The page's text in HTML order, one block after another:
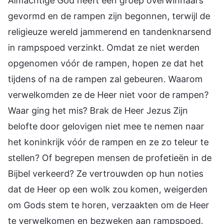
gevormd en de rampen zijn begonnen, terwijl de
religieuze wereld jammerend en tandenknarsend
in rampspoed verzinkt. Omdat ze niet werden
opgenomen vóór de rampen, hopen ze dat het
tijdens of na de rampen zal gebeuren. Waarom
verwelkomden ze de Heer niet voor de rampen?
Waar ging het mis? Brak de Heer Jezus Zijn
belofte door gelovigen niet mee te nemen naar
het koninkrijk vóór de rampen en ze zo teleur te
stellen? Of begrepen mensen de profetieën in de
Bijbel verkeerd? Ze vertrouwden op hun noties
dat de Heer op een wolk zou komen, weigerden
om Gods stem te horen, verzaakten om de Heer
te verwelkomen en bezweken aan rampspoed.